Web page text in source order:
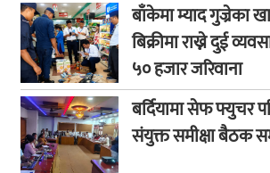
बाँकेमा म्याद गुज्रेका
बिक्रीमा राख्ने दुई
५० हजार जरिवाना
बर्दियामा सेफ फ्युचर
संयुक्त समीक्षा बैठक